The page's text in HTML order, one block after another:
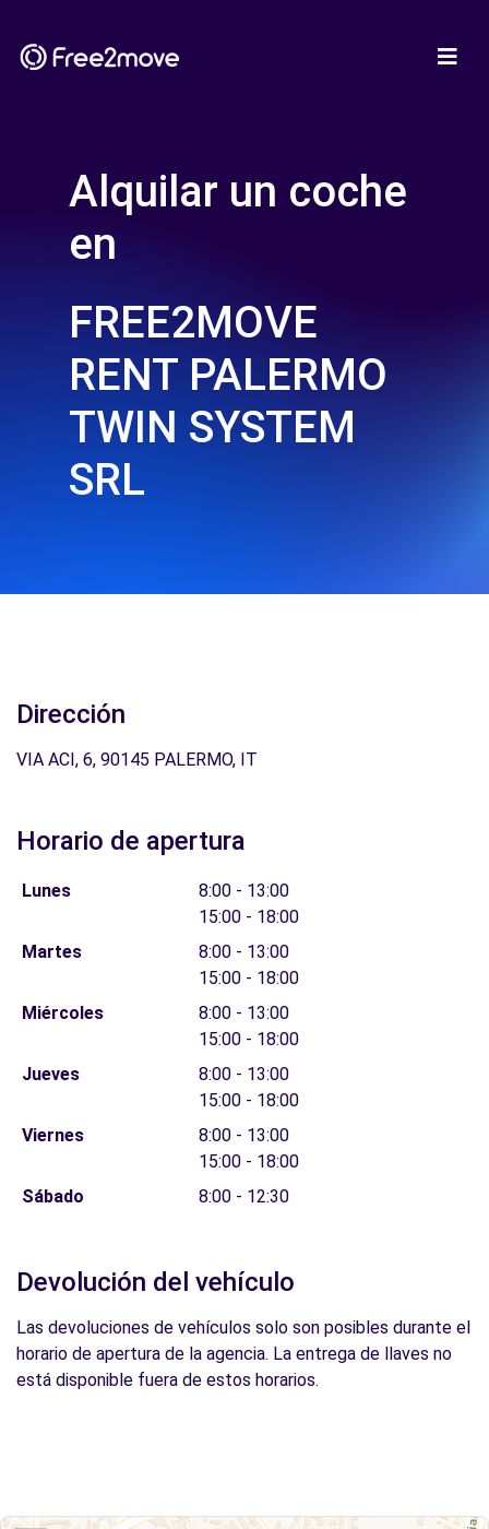
Alquilar un coche
en
FREE2MOVE
RENT PALERMO
TWIN SYSTEM
SRL
Dirección
VIA ACI, 6, 90145 PALERMO, IT
Horario de apertura
Lunes
8:00 - 13:00
15:00 - 18:00
Martes
8:00 - 13:00
15:00 - 18:00
Miércoles
8:00 - 13:00
15:00 - 18:00
Jueves
8:00 - 13:00
15:00 - 18:00
Viernes
8:00 - 13:00
15:00 - 18:00
Sábado
8:00 - 12:30
Devolución del vehículo
Las devoluciones de vehículos solo son posibles durante el
horario de apertura de la agencia. La entrega de llaves no
está disponible fuera de estos horarios.